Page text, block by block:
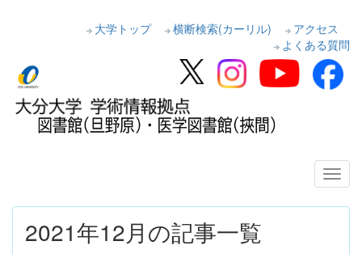
大学トップ 横断検索(カーリル)
アクセス
よくある質問
2021年12月の記事一覧